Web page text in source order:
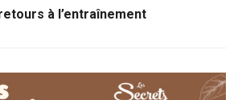
à l’entraînement